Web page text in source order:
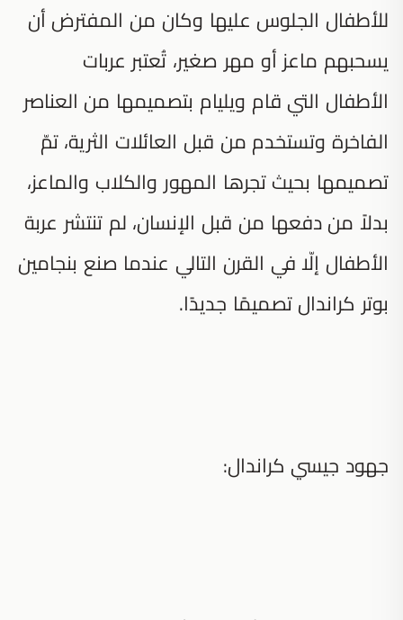
للأطفال الجلوس عليها وكان من المفترض أن
يسحبهم ماعز أو مهر صغير، تُعتبر عربات
الأطفال التي قام ويليام بتصميمها من العناصر
الفاخرة وتستخدم من قبل العائلات الثرية، تمّ
تصميمها بحيث تجرها المهور والكلاب والماعز،
بدلاً من دفعها من قبل الإنسان، لم تنتشر عربة
الأطفال إلّا في القرن التالي عندما صنع بنجامين
بوتر كراندال تصميمًا جديدًا.
جهود جيسي كراندال: